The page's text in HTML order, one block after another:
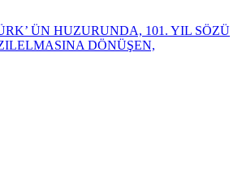
ÜN HUZURUNDA, 101. YIL SÖZÜ
DÖNÜŞEN,